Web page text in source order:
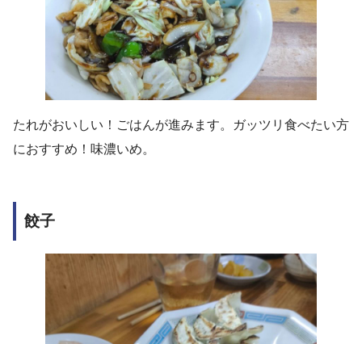
たれがおいしい！ごはんが進みます。ガッツリ食べたい方
におすすめ！味濃いめ。
餃子